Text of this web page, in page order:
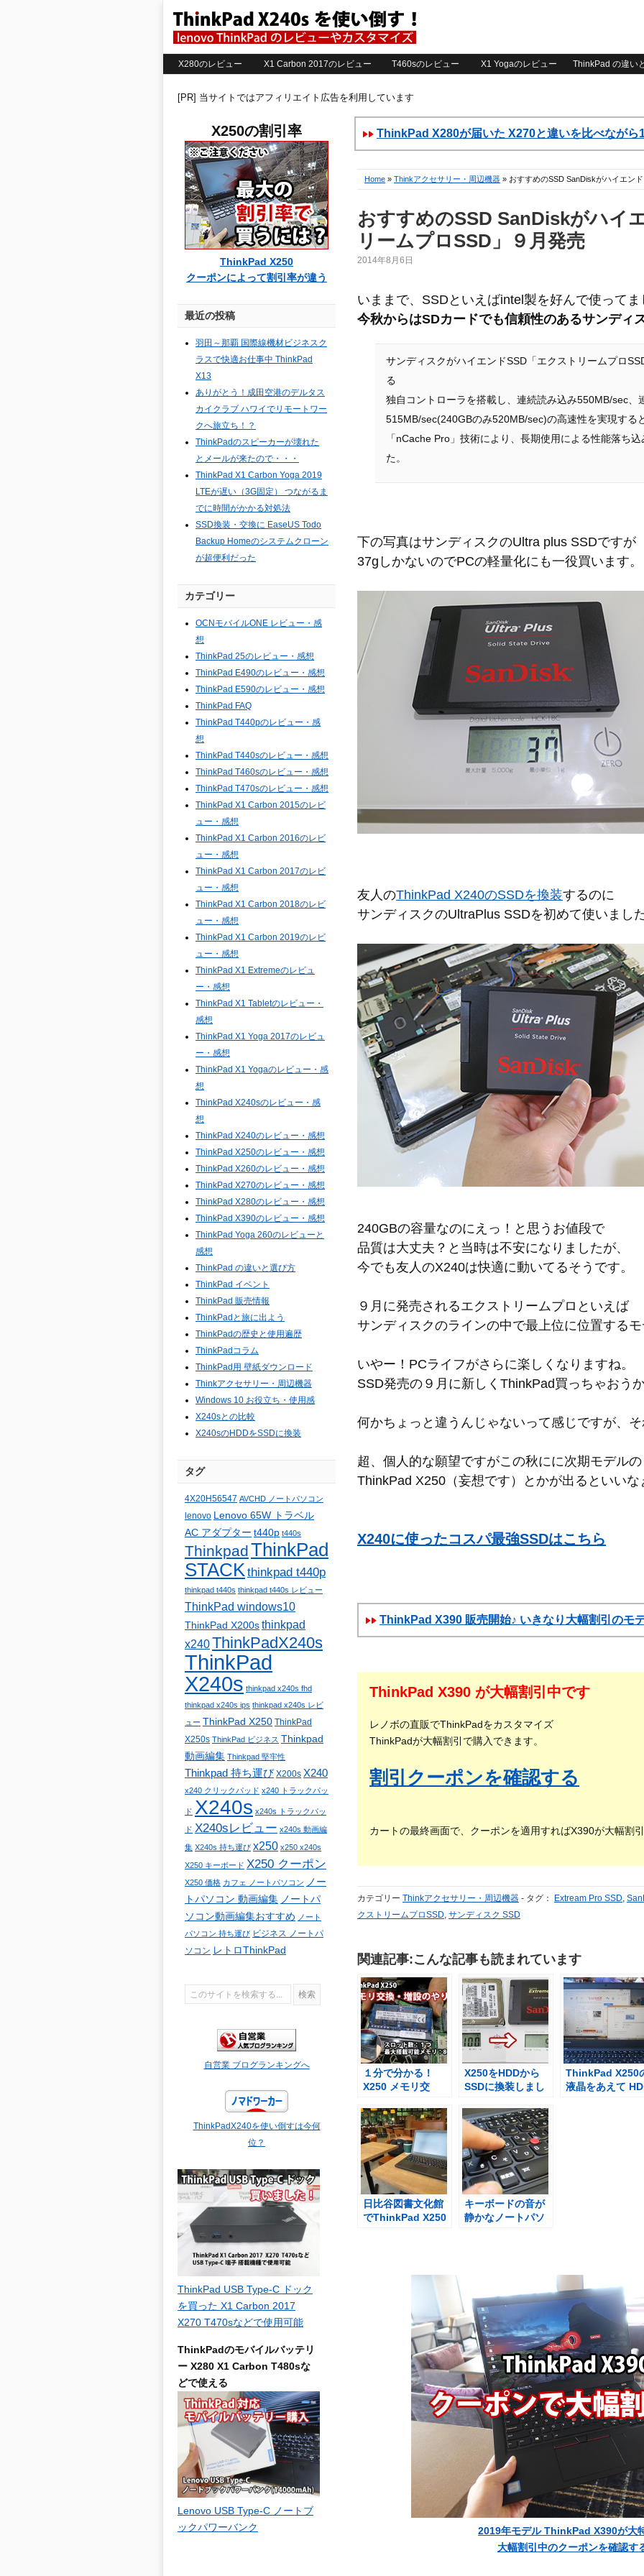
X280のレビュー X1 Carbon 2017のレビュー T460sのレビュー X1 Yogaのレビュー ThinkPad の違い
[PR] 当サイトではアフィリエイト広告を利用しています
ThinkPad X280が届いた X270と違いを比べながら
Home » Thinkアクセサリー・周辺機器 » おすすめのSSD SanDiskがハイエン
おすすめのSSD SanDiskがハイ
リームプロSSD」９月発売
2014年8月6日
いままで、SSDといえばintel製を好んで使ってま
今秋からはSDカードでも信頼性のあるサンディ
サンディスクがハイエンドSSD「エクストリームプロ
る
独自コントローラを搭載し、連続読み込み550MB/sec、
515MB/sec(240GBのみ520MB/sec)の高速性を実現する
「nCache Pro」技術により、長期使用による性能落ち
た。
下の写真はサンディスクのUltra plus SSDですが
37gしかないのでPCの軽量化にも一役買います。
友人のThinkPad X240のSSDを換装するのに
サンディスクのUltraPlus SSDを初めて使いまし
240GBの容量なのにえっ！と思うお値段で
品質は大丈夫？と当時は不安になりましたが、
今でも友人のX240は快適に動いてるそうです。
９月に発売されるエクストリームプロといえば
サンディスクのラインの中で最上位に位置する
いやー！PCライフがさらに楽しくなりますね。
SSD発売の９月に新しくThinkPad買っちゃおう
何かちょっと違うんじゃないって感じですが、
超、個人的な願望ですがこの秋にに次期モデルの
ThinkPad X250（妄想です）とかが出るといいな
X240に使ったコスパ最強SSDはこちら
ThinkPad X390 販売開始♪ いきなり大幅割引のモ
ThinkPad X390 が大幅割引中です
レノボの直販でThinkPadをカスタマイズ
ThinkPadが大幅割引で購入できます。
割引クーポンを確認する
カートの最終画面で、クーポンを適用すればX390が大幅割
カテゴリー Thinkアクセサリー・周辺機器 - タグ： Extream Pro SSD,
クストリームプロSSD, サンディスク SSD
関連記事:こんな記事も読まれています
１分で分かる！
X250 メモリ交
像】
X250をHDDから
SSDに換装しまし
【１分ダイジェス
ト動画】
ThinkPad X250
液晶をあえて HD
日比谷図書文化館
でThinkPad X250
キーボードの音が
静かなノートパソ
2019年モデル ThinkPad X390が大
大幅割引中のクーポンを確認す
X250の割引率
ThinkPad X250
クーポンによって割引率が違う
最近の投稿
羽田～那覇 国際線機材ビジネスク
ラスで快適お仕事中 ThinkPad
X13
ありがとう！成田空港のデルタス
カイクラブ ハワイでリモートワー
クへ旅立ち！？
ThinkPadのスピーカーが壊れた
とメールが来たので・・・
ThinkPad X1 Carbon Yoga 2019
LTEが遅い（3G固定） つながるま
でに時間がかかる対処法
SSD換装・交換に EaseUS Todo
Backup Homeのシステムクローン
が超便利だった
カテゴリー
OCNモバイルONE レビュー・感
想
ThinkPad 25のレビュー・感想
ThinkPad E490のレビュー・感想
ThinkPad E590のレビュー・感想
ThinkPad FAQ
ThinkPad T440pのレビュー・感
想
ThinkPad T440sのレビュー・感想
ThinkPad T460sのレビュー・感想
ThinkPad T470sのレビュー・感想
ThinkPad X1 Carbon 2015のレビ
ュー・感想
ThinkPad X1 Carbon 2016のレビ
ュー・感想
ThinkPad X1 Carbon 2017のレビ
ュー・感想
ThinkPad X1 Carbon 2018のレビ
ュー・感想
ThinkPad X1 Carbon 2019のレビ
ュー・感想
ThinkPad X1 Extremeのレビュ
ー・感想
ThinkPad X1 Tabletのレビュー・
感想
ThinkPad X1 Yoga 2017のレビュ
ー・感想
ThinkPad X1 Yogaのレビュー・感
想
ThinkPad X240sのレビュー・感
想
ThinkPad X240のレビュー・感想
ThinkPad X250のレビュー・感想
ThinkPad X260のレビュー・感想
ThinkPad X270のレビュー・感想
ThinkPad X280のレビュー・感想
ThinkPad X390のレビュー・感想
ThinkPad Yoga 260のレビューと
感想
ThinkPad の違いと選び方
ThinkPad イベント
ThinkPad 販売情報
ThinkPadと旅に出よう
ThinkPadの歴史と使用遍歴
ThinkPadコラム
ThinkPad用 壁紙ダウンロード
Thinkアクセサリー・周辺機器
Windows 10 お役立ち・使用感
X240sとの比較
X240sのHDDをSSDに換装
タグ
4X20H56547 AVCHD ノートパソコン
lenovo Lenovo 65W トラベル
AC アダプター t440p t440s
ThinkpadThinkPad
STACKthinkpad t440p
thinkpad t440s thinkpad t440s レビュー
ThinkPad windows10
ThinkPad X200s thinkpad
x240ThinkPadX240s
ThinkPad
X240s thinkpad x240s fhd
thinkpad x240s ips thinkpad x240s レビ
ュー ThinkPad X250 ThinkPad
X250s ThinkPad ビジネス Thinkpad
動画編集 Thinkpad 堅牢性
Thinkpad 持ち運び X200s X240
x240 クリックパッド x240 トラックパッ
ド X240s x240s トラックパッ
ド X240sレビュー x240s 動画編
集 X240s 持ち運び x250 x250 x240s
X250 キーボード X250 クーポン
X250 価格 カフェ ノートパソコン ノー
トパソコン 動画編集 ノートパ
ソコン動画編集おすすめ ノート
パソコン 持ち運び ビジネス ノートパ
ソコン レトロThinkPad
自営業 ブログランキングへ
ThinkPadX240を使い倒すは今何
位？
ThinkPad USB Type-C ドック
を買った X1 Carbon 2017
X270 T470sなどで使用可能
ThinkPadのモバイルバッテリ
ー X280 X1 Carbon T480sな
どで使える
Lenovo USB Type-C ノートブ
ックパワーバンク